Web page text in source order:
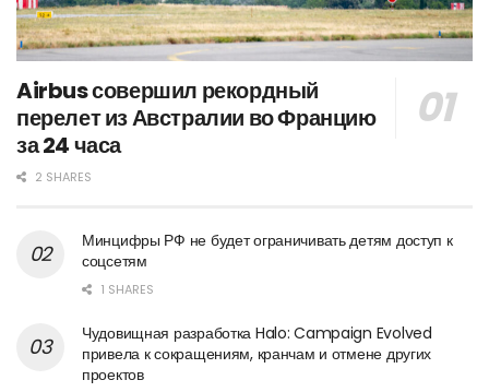
Airbus совершил рекордный
перелет из Австралии во Францию
за 24 часа
2 SHARES
Минцифры РФ не будет ограничивать детям доступ к
соцсетям
1 SHARES
Чудовищная разработка Halo: Campaign Evolved
привела к сокращениям, кранчам и отмене других
проектов